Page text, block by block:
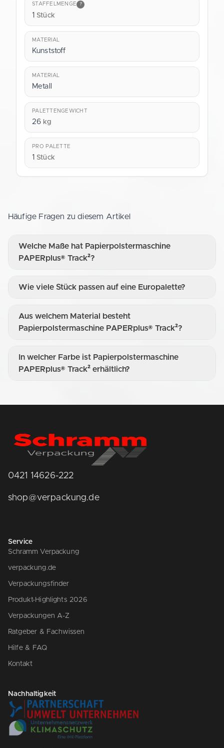
STAFFELMENGE ?
1 Stück
MATERIAL
Kunststoff
MATERIAL
Metall
PALETTENGEWICHT
26 kg
PRO PALETTE
1 Stück
Häufige Fragen zu diesem Artikel
Welche Maße hat Papierpolstermaschine
PAPERplus® Track²?
Wie viele Stück passen auf eine Europalette?
Aus welchem Material besteht
Papierpolstermaschine PAPERplus® Track²?
In welcher Farbe ist Papierpolstermaschine
PAPERplus® Track² erhältlich?
0421 14626-222
shop@verpackung.de
Service
Schramm Verpackung
verpackung.de
Verpackungsfinder
Produkt-Highlights 2026
Verpackungen A-Z
Ratgeber & Fachwissen
Hilfe & FAQ
Kontakt
Nachhaltigkeit